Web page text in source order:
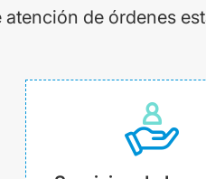
atención de órdenes